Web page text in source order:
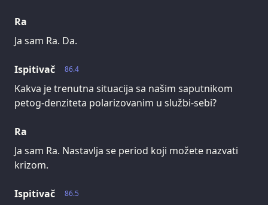
Ra
Ja sam Ra. Da.
86.4
Ispitivač
Kakva je trenutna situacija sa našim saputnikom
petog-denziteta polarizovanim u službi-sebi?
Ra
Ja sam Ra. Nastavlja se period koji možete nazvati
krizom.
86.5
Ispitivač